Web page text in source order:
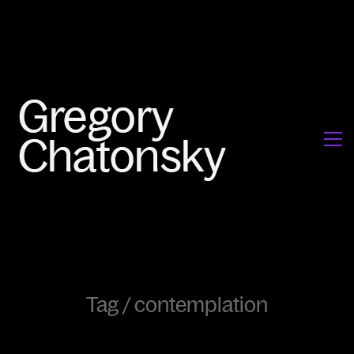
Tag /contemplation